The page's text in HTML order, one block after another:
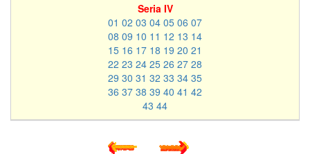
Seria IV
01 02 03 04 05 06 07
08 09 10 11 12 13 14
15 16 17 18 19 20 21
22 23 24 25 26 27 28
29 30 31 32 33 34 35
36 37 38 39 40 41 42
43 44